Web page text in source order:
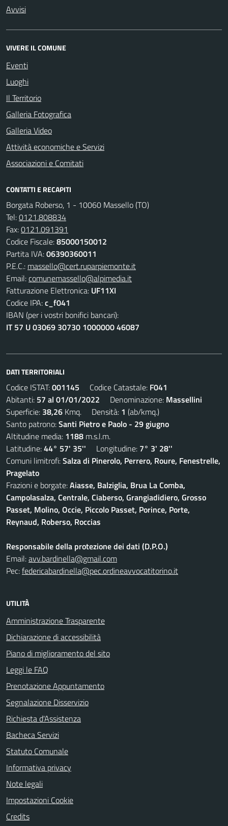
Avvisi
VIVERE IL COMUNE
Eventi
Luoghi
Il Territorio
Galleria Fotografica
Galleria Video
Attività economiche e Servizi
Associazioni e Comitati
CONTATTI E RECAPITI
Borgata Roberso, 1 - 10060 Massello (TO)
Tel:0121.808834
Fax:0121.091391
Codice Fiscale:85000150012
Partita IVA:06390360011
P.E.C.: massello@cert.ruparpiemonte.it
Email:comunemassello@alpimedia.it
Fatturazione Elettronica: UF11XI
Codice IPA:c_f041
IBAN (per i vostri bonifici bancari):
IT 57 U 03069 30730 1000000 46087
DATI TERRITORIALI
Codice ISTAT:001145 Codice Catastale: F041
Abitanti: 57 al 01/01/2022 Denominazione: Massellini
Superficie: 38,26 Kmq. Densità: 1 (ab/kmq.)
Santo patrono:Santi Pietro e Paolo - 29 giugno
Altitudine media: 1188 m.s.l.m.
Latitudine:44° 57' 35'' Longitudine: 7° 3' 28''
Comuni limitrofi:Salza di Pinerolo, Perrero, Roure, Fenestrelle,
Pragelato
Frazioni e borgate:Aiasse, Balziglia, Brua La Comba,
Campolasalza, Centrale, Ciaberso, Grangiadidiero, Grosso
Passet, Molino, Occie, Piccolo Passet, Porince, Porte,
Reynaud, Roberso, Roccias
Responsabile della protezione dei dati (D.P.O.)
Email:avv.bardinella@gmail.com
Pec:federicabardinella@pec.ordineavvocatitorino.it
UTILITÀ
Amministrazione Trasparente
Dichiarazione di accessibilità
Piano di miglioramento del sito
Leggi le FAQ
Prenotazione Appuntamento
Segnalazione Disservizio
Richiesta d'Assistenza
Bacheca Servizi
Statuto Comunale
Informativa privacy
Note legali
Impostazioni Cookie
Credits